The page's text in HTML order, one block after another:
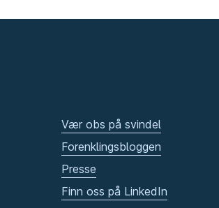
Vær obs på svindel
Forenklingsbloggen
Presse
Finn oss på LinkedIn